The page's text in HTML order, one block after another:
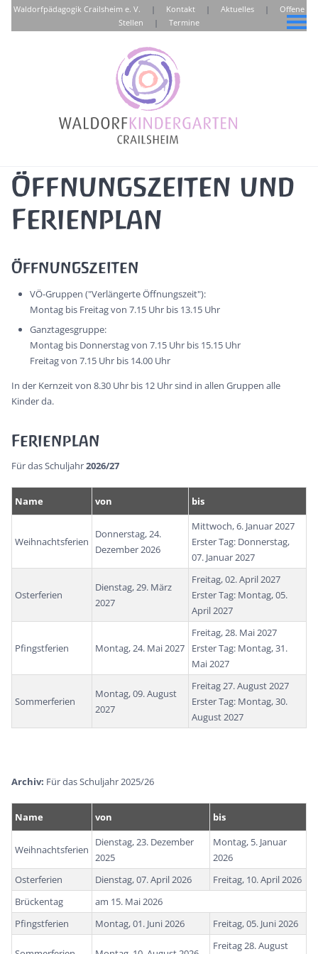
Waldorfpädagogik Crailsheim e. V. | Kontakt | Aktuelles | Offene
Stellen | Termine
Öffnungszeiten und
Ferienplan
Öffnungszeiten
VÖ-Gruppen ("Verlängerte Öffnungszeit"):
Montag bis Freitag von 7.15 Uhr bis 13.15 Uhr
Ganztagesgruppe:
Montag bis Donnerstag von 7.15 Uhr bis 15.15 Uhr
Freitag von 7.15 Uhr bis 14.00 Uhr
In der Kernzeit von 8.30 Uhr bis 12 Uhr sind in allen Gruppen alle
Kinder da.
Ferienplan
Für das Schuljahr2026/27
Name von bis
Weihnachtsferien
Donnerstag, 24.
Dezember 2026
Mittwoch, 6. Januar 2027
Erster Tag: Donnerstag,
07. Januar 2027
Osterferien
Dienstag, 29. März
2027
Freitag, 02. April 2027
Erster Tag: Montag, 05.
April 2027
Pfingstferien Montag, 24. Mai 2027
Freitag, 28. Mai 2027
Erster Tag: Montag, 31.
Mai 2027
Sommerferien
Montag, 09. August
2027
Freitag 27. August 2027
Erster Tag: Montag, 30.
August 2027
Archiv: Für das Schuljahr 2025/26
Name von bis
Weihnachtsferien
Dienstag, 23. Dezember
2025
Montag, 5. Januar
2026
Osterferien
Dienstag, 07. April 2026
Freitag, 10. April 2026
Brückentag
am 15. Mai 2026
Pfingstferien
Montag, 01. Juni 2026 Freitag, 05. Juni 2026
Freitag 28. August